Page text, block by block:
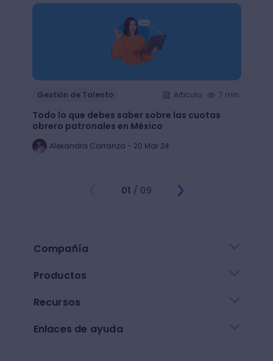
Gestión de Talento Articulo 7 min.
Todo lo que debes saber sobre las cuotas
obrero patronales en México
Alexandra Carranza - 20 Mar 24
01 / 09
Compañía
Productos
Recursos
Enlaces de ayuda